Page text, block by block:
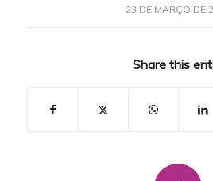
23 DE MARÇO DE
Share this